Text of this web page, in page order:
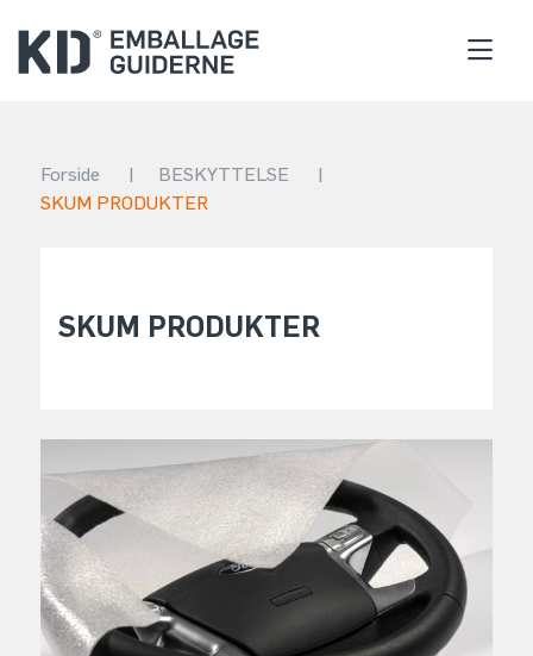
Forside | BESKYTTELSE
|
SKUM PRODUKTER
SKUM PRODUKTER